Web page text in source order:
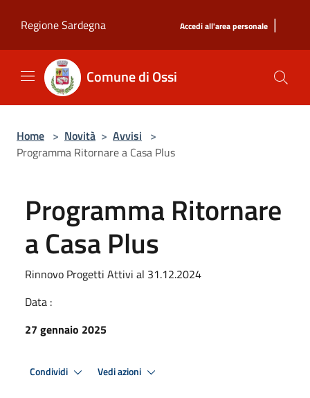
Regione Sardegna
Accedi all'area personale |
Comune di Ossi
Home > Novità > Avvisi >
Programma Ritornare a Casa Plus
Programma Ritornare
a Casa Plus
Rinnovo Progetti Attivi al 31.12.2024
Data :
27 gennaio 2025
Condividi Vedi azioni